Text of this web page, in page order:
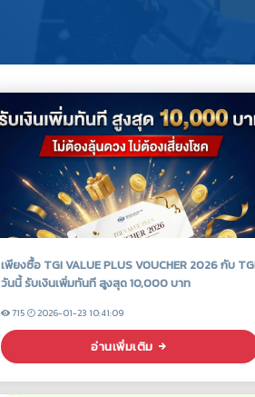
เพียงซื้อ TGI VALUE PLUS VOUCHER 2026 กับ TGI
วันนี้ รับเงินเพิ่มทันที สูงสุด 10,000 บาท
715 2026-01-23 10:41:09
อ่านเพิ่มเติม